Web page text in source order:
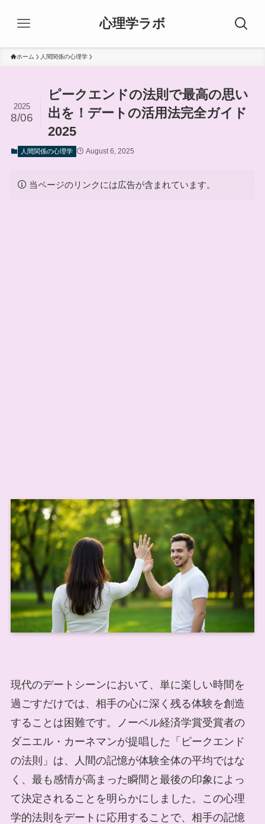
心理学ラボ
ホーム 人間関係の心理学
ピークエンドの法則で最高の思い
出を！デートの活用法完全ガイド
2025
2025
8/06
人間関係の心理学 August 6, 2025
当ページのリンクには広告が含まれています。
現代のデートシーンにおいて、単に楽しい時間を
過ごすだけでは、相手の心に深く残る体験を創造
することは困難です。ノーベル経済学賞受賞者の
ダニエル・カーネマンが提唱した「ピークエンド
の法則」は、人間の記憶が体験全体の平均ではな
く、最も感情が高まった瞬間と最後の印象によっ
て決定されることを明らかにしました。この心理
学的法則をデートに応用することで、相手の記憶